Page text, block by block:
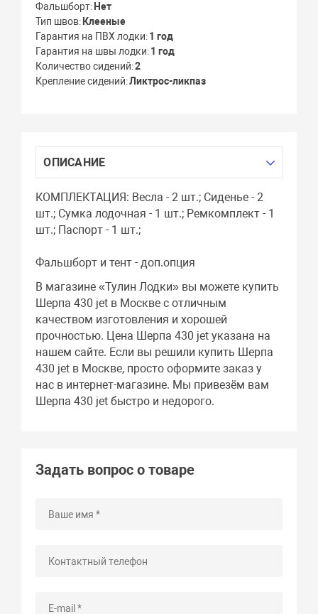
Фальшборт Нет
Тип швов Клееные
Гарантия на ПВХ лодки 1 год
Гарантия на швы лодки 1 год
Количество сидений 2
Крепление сидений Ликтрос-ликпаз
ОПИСАНИЕ
КОМПЛЕКТАЦИЯ: Весла - 2 шт.; Сиденье - 2
шт.; Сумка лодочная - 1 шт.; Ремкомплект - 1
шт.; Паспорт - 1 шт.;
Фальшборт и тент - доп.опция
В магазине «Тулин Лодки» вы можете купить
Шерпа 430 jet в Москве с отличным
качеством изготовления и хорошей
прочностью. Цена Шерпа 430 jet указана на
нашем сайте. Если вы решили купить Шерпа
430 jet в Москве, просто оформите заказ у
нас в интернет-магазине. Мы привезём вам
Шерпа 430 jet быстро и недорого.
Задать вопрос о товаре